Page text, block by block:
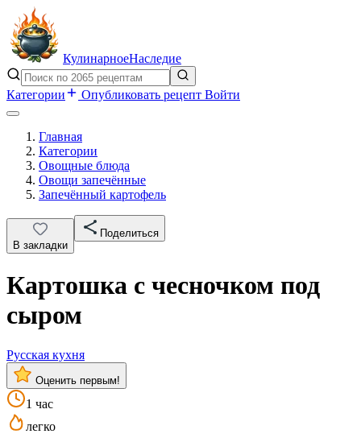
КулинарноеНаследие
Категории Опубликовать рецепт Войти
Главная
Категории
Овощные блюда
Овощи запечённые
Запечённый картофель
В закладки
Поделиться
Картошка с чесночком под
сыром
Русская кухня
Оценить первым!
1 час
легко